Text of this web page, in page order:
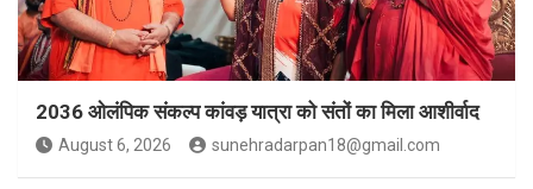
2036 ओलंपिक संकल्प कांवड़ यात्रा को संतों का मिला आशीर्वाद
August 6, 2026 sunehradarpan18@gmail.com